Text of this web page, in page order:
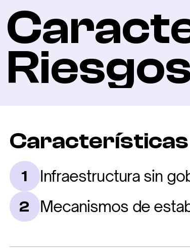
Características
1 Infraestructura sin
2 Mecanismos de